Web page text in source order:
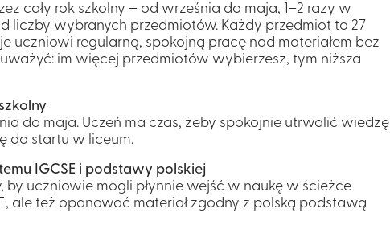
cały rok szkolny – od września do maja, 1–2 razy w
liczby wybranych przedmiotów. Każdy przedmiot to 27
uczniowi regularną, spokojną pracę nad materiałem bez
im więcej przedmiotów wybierzesz, tym niższa
do maja. Uczeń ma czas, żeby spokojnie utrwalić wiedzę
do startu w liceum.
IGCSE i podstawy polskiej
by uczniowie mogli płynnie wejść w naukę w ścieżce
ale też opanować materiał zgodny z polską podstawą